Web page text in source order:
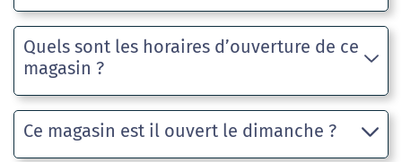
Quels sont les horaires d’ouverture de ce
magasin ?
Ce magasin est il ouvert le dimanche ?